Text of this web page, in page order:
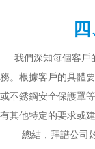
我們深知每個客戶
務。根據客戶的具體
或不銹鋼安全保護罩
有其他特定的要求或
總結，拜譜公司始